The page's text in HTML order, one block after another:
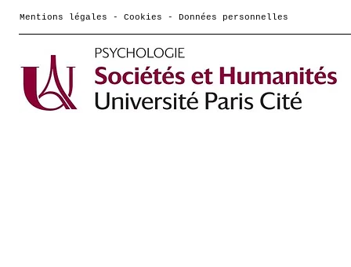
France (IUF)
Mentions légales - Cookies - Données personnelles